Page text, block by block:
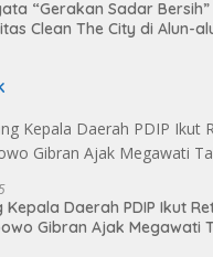
“Gerakan Sadar
Clean The City di Alun-
Daerah PDIP Ikut
Gibran Ajak Megawati